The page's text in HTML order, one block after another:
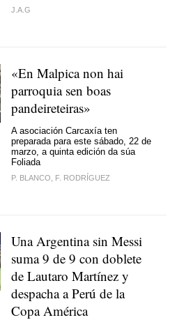
J.A.G
«En Malpica non hai
parroquia sen boas
pandeireteiras»
A asociación Carcaxía ten
preparada para este sábado, 22 de
marzo, a quinta edición da súa
Foliada
P. BLANCO, F. RODRÍGUEZ
Una Argentina sin Messi
suma 9 de 9 con doblete
de Lautaro Martínez y
despacha a Perú de la
Copa América